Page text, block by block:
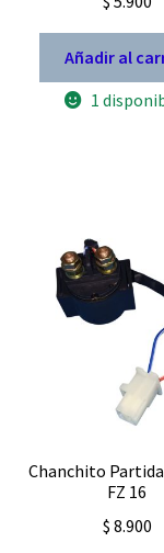
5.00
Añadir al
1
Chanchito Partida
FZ 16
$ 8.900